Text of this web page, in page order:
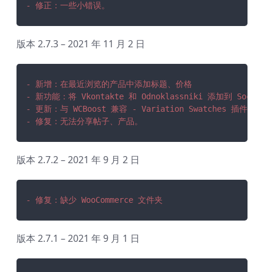
- 修正：一些小错误。
版本 2.7.3 – 2021 年 11 月 2 日
- 新增：在最近浏览的产品中添加标题、价格
- 新功能：将 Vkontakte 和 Odnoklassniki 添加到
- 更新：与 WCBoost 兼容 - Variation Swatches 插件。
- 修复：无法分享帖子、产品。
版本 2.7.2 – 2021 年 9 月 2 日
- 修复：缺少 WooCommerce 文件夹
版本 2.7.1 – 2021 年 9 月 1 日